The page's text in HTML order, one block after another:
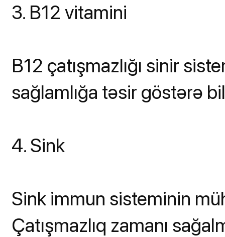
3. B12 vitamini
B12 çatışmazlığı sinir
sağlamlığa təsir göstərə
4. Sink
Sink immun sisteminin
Çatışmazlıq zamanı